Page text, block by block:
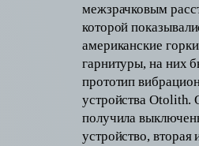
межзрачковым
которой
американские
гарнитуры, на них
прототип
устройства Otolith.
получила
устройство, вторая